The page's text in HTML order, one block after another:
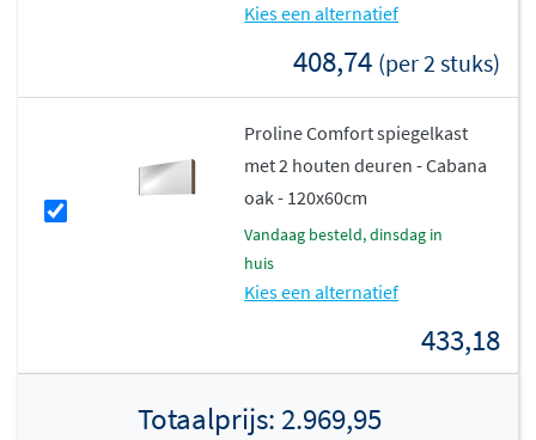
Kies een alternatief
408,74 (per 2 stuks)
Proline Comfort spiegelkast
met 2 houten deuren - Cabana
oak - 120x60cm
vandaag besteld, dinsdag in
huis
Kies een alternatief
433,18
Totaalprijs: 2.969,95